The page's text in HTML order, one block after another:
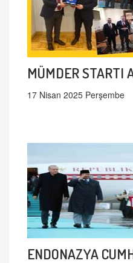
MÜMDER STARTI
17 Nisan 2025 Perşembe
ENDONAZYA